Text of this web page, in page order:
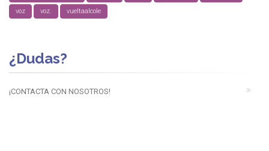
voz voz. vueltaalcole
¿Dudas?
¡CONTACTA CON NOSOTROS!